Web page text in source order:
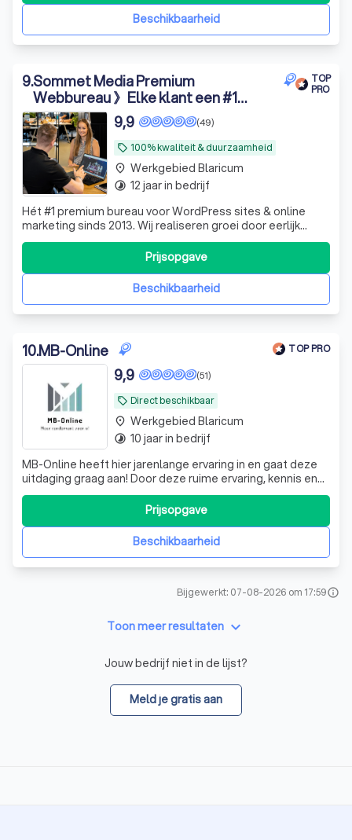
Beschikbaarheid
9.Sommet Media Premium
Webbureau 》Elke klant een #1
service
TOP
PRO
local_offer 100% kwaliteit & duurzaamheid
(49)
9,9
Hét #1 premium bureau voor WordPress sites & online
marketing sinds 2013. Wij realiseren groei door eerlijk
advies & persoonlijke aandacht. Kies net als 100+ klanten
voor duurzaam resultaat 🚀
Beschikbaarheid
Prijsopgave
place Werkgebied Blaricum
timelapse 12 jaar in bedrijf
10.MB-Online TOP PRO
local_offer Direct beschikbaar
(51)
9,9
MB-Online heeft hier jarenlange ervaring in en gaat deze
uitdaging graag aan! Door deze ruime ervaring, kennis en
know-how leveren wij resultaat!
Beschikbaarheid
Prijsopgave
place Werkgebied Blaricum
timelapse 10 jaar in bedrijf
Bijgewerkt: 07-08-2026 om 17:59info
Toon meer resultaten keyboard_arrow_down
Jouw bedrijf niet in de lijst?
Meld je gratis aan